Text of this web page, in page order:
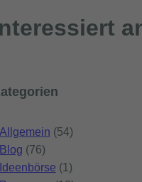
Allgemein (54)
Blog (76)
Ideenbörse (1)